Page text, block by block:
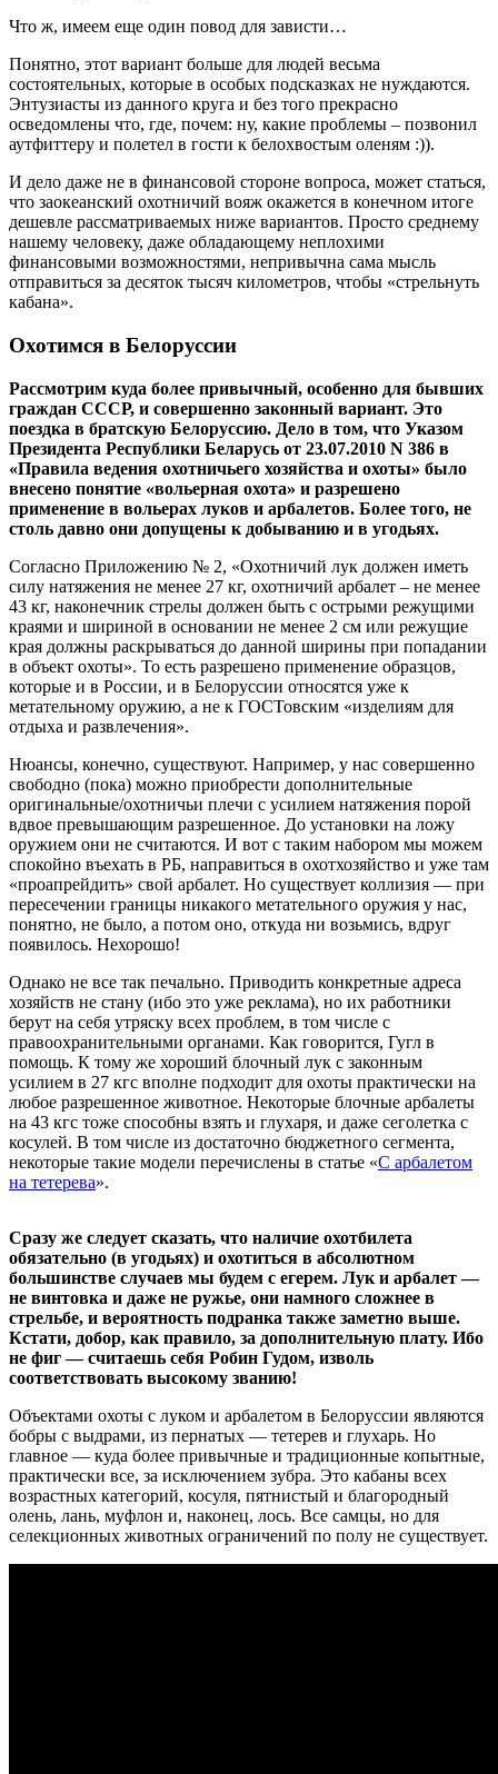
Что ж, имеем еще один повод для зависти…
Понятно, этот вариант больше для людей весьма
состоятельных, которые в особых подсказках не нуждаются.
Энтузиасты из данного круга и без того прекрасно
осведомлены что, где, почем: ну, какие проблемы – позвонил
аутфиттеру и полетел в гости к белохвостым оленям :)).
И дело даже не в финансовой стороне вопроса, может статься,
что заокеанский охотничий вояж окажется в конечном итоге
дешевле рассматриваемых ниже вариантов. Просто среднему
нашему человеку, даже обладающему неплохими
финансовыми возможностями, непривычна сама мысль
отправиться за десяток тысяч километров, чтобы «стрельнуть
кабана».
Охотимся в Белоруссии
Рассмотрим куда более привычный, особенно для бывших
граждан СССР, и совершенно законный вариант. Это
поездка в братскую Белоруссию. Дело в том, что Указом
Президента Республики Беларусь от 23.07.2010 N 386 в
«Правила ведения охотничьего хозяйства и охоты» было
внесено понятие «вольерная охота» и разрешено
применение в вольерах луков и арбалетов. Более того, не
столь давно они допущены к добыванию и в угодьях.
Согласно Приложению № 2, «Охотничий лук должен иметь
силу натяжения не менее 27 кг, охотничий арбалет – не менее
43 кг, наконечник стрелы должен быть с острыми режущими
краями и шириной в основании не менее 2 см или режущие
края должны раскрываться до данной ширины при попадании
в объект охоты». То есть разрешено применение образцов,
которые и в России, и в Белоруссии относятся уже к
метательному оружию, а не к ГОСТовским «изделиям для
отдыха и развлечения».
Нюансы, конечно, существуют. Например, у нас совершенно
свободно (пока) можно приобрести дополнительные
оригинальные/охотничьи плечи с усилием натяжения порой
вдвое превышающим разрешенное. До установки на ложу
оружием они не считаются. И вот с таким набором мы можем
спокойно въехать в РБ, направиться в охотхозяйство и уже там
«проапрейдить» свой арбалет. Но существует коллизия — при
пересечении границы никакого метательного оружия у нас,
понятно, не было, а потом оно, откуда ни возьмись, вдруг
появилось. Нехорошо!
Однако не все так печально. Приводить конкретные адреса
хозяйств не стану (ибо это уже реклама), но их работники
берут на себя утряску всех проблем, в том числе с
правоохранительными органами. Как говорится, Гугл в
помощь. К тому же хороший блочный лук с законным
усилием в 27 кгс вполне подходит для охоты практически на
любое разрешенное животное. Некоторые блочные арбалеты
на 43 кгс тоже способны взять и глухаря, и даже сеголетка с
косулей. В том числе из достаточно бюджетного сегмента,
некоторые такие модели перечислены в статье «С арбалетом
на тетерева».
Сразу же следует сказать, что наличие охотбилета
обязательно (в угодьях) и охотиться в абсолютном
большинстве случаев мы будем с егерем. Лук и арбалет —
не винтовка и даже не ружье, они намного сложнее в
стрельбе, и вероятность подранка также заметно выше.
Кстати, добор, как правило, за дополнительную плату. Ибо
не фиг — считаешь себя Робин Гудом, изволь
соответствовать высокому званию!
Объектами охоты с луком и арбалетом в Белоруссии являются
бобры с выдрами, из пернатых — тетерев и глухарь. Но
главное — куда более привычные и традиционные копытные,
практически все, за исключением зубра. Это кабаны всех
возрастных категорий, косуля, пятнистый и благородный
олень, лань, муфлон и, наконец, лось. Все самцы, но для
селекционных животных ограничений по полу не существует.